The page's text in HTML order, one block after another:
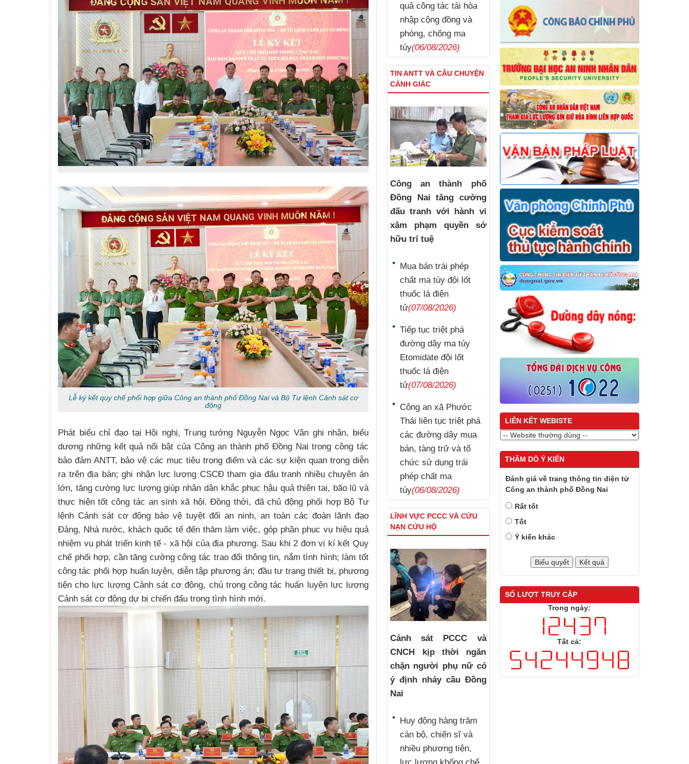
Lễ ký kết quy chế phối hợp giữa Công an thành phố Đồng Nai và Bộ Tư lệnh Cảnh sát cơ
động
Phát biểu chỉ đạo tại Hội nghị, Trung tướng Nguyễn Ngọc Vân ghi nhận, biểu
dương những kết quả nổi bật của Công an thành phố Đồng Nai trong công tác
bảo đảm ANTT, bảo vệ các mục tiêu trọng điểm và các sự kiện quan trọng diễn
ra trên địa bàn; ghi nhận lực lượng CSCĐ tham gia đấu tranh nhiều chuyên án
lớn, tăng cường lực lượng giúp nhân dân khắc phục hậu quả thiên tai, bão lũ và
thực hiện tốt công tác an sinh xã hội. Đồng thời, đã chủ động phối hợp Bộ Tư
lệnh Cảnh sát cơ động bảo vệ tuyệt đối an ninh, an toàn các đoàn lãnh đạo
Đảng, Nhà nước, khách quốc tế đến thăm làm việc, góp phần phục vụ hiệu quả
nhiệm vụ phát triển kinh tế - xã hội của địa phương. Sau khi 2 đơn vị kí kết Quy
chế phối hợp, cần tăng cường công tác trao đổi thông tin, nắm tình hình; làm tốt
công tác phối hợp huấn luyện, diễn tập phương án; đầu tư trang thiết bị, phương
tiện cho lực lượng Cảnh sát cơ động, chú trọng công tác huấn luyện lực lượng
Cảnh sát cơ động dự bị chiến đấu trong tình hình mới.
quả công tác tái hòa
nhập cộng đồng và
phòng, chống ma
túy(06/08/2026)
TIN ANTT VÀ CÂU CHUYỆN
CẢNH GIÁC
Công an thành phố
Đồng Nai tăng cường
đấu tranh với hành vi
xâm phạm quyền sở
hữu trí tuệ
Mua bán trái phép
chất ma túy đội lốt
thuốc lá điện
tử(07/08/2026)
Tiếp tục triệt phá
đường dây ma túy
Etomidate đội lốt
thuốc lá điện
tử(07/08/2026)
Công an xã Phước
Thái liên tục triệt phá
các đường dây mua
bán, tàng trữ và tổ
chức sử dụng trái
phép chất ma
túy(06/08/2026)
LĨNH VỰC PCCC VÀ CỨU
NẠN CỨU HỘ
Cảnh sát PCCC và
CNCH kịp thời ngăn
chặn người phụ nữ có
ý định nhảy cầu Đồng
Nai
Huy động hàng trăm
cán bộ, chiến sĩ và
nhiều phương tiện,
LIÊN KẾT WEBISTE
THĂM DÒ Ý KIẾN
Đánh giá về trang thông tin điện tử
Công an thành phố Đồng Nai
Rất tốt
Tốt
Ý kiến khác
SỐ LƯỢT TRUY CẬP
Trong ngày:
Tất cả: